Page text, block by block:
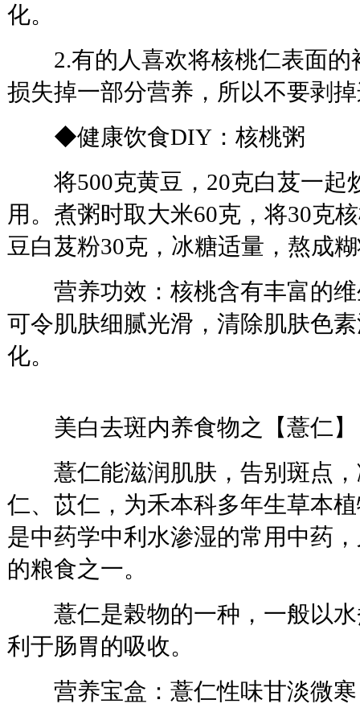
化。
2.有的人喜欢将核桃仁表面的
损失掉一部分营养，所以不要剥
◆健康饮食DIY：核桃粥
将500克黄豆，20克白芨一起
用。煮粥时取大米60克，将30克
豆白芨粉30克，冰糖适量，熬成
营养功效：核桃含有丰富的维
可令肌肤细腻光滑，清除肌肤色
化。
美白去斑内养食物之【薏仁】
薏仁能滋润肌肤，告别斑点，
仁、苡仁，为禾本科多年生草本
是中药学中利水渗湿的常用中药
的粮食之一。
薏仁是榖物的一种，一般以水
利于肠胃的吸收。
营养宝盒：薏仁性味甘淡微寒